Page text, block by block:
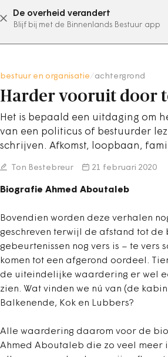
De overheid verandert
Blijf bij met de Binnenlands Bestuur app
abonneer nu
bestuur en organisatie achtergrond
Harder vooruit door
Het is bepaald een uitdaging om
van een politicus of bestuurder
schrijven. Afkomst, loopbaan,
Ton Bestebreur 21 februari 2020
Biografie Ahmed Aboutaleb
Bovendien worden deze verhalen
geschreven terwijl de afstand tot de
gebeurtenissen nog vers is – te vers
komen tot een afgerond oordeel.
de uiteindelijke waardering er wel
zien. Wat vinden we nú van (de
Balkenende, Kok en Lubbers?
Alle waardering daarom voor de
Ahmed Aboutaleb die zo veel meer